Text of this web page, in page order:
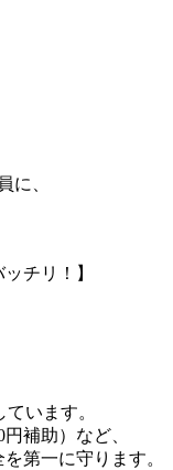
に、
チリ！】
います。
補助）など、
第一に守ります。